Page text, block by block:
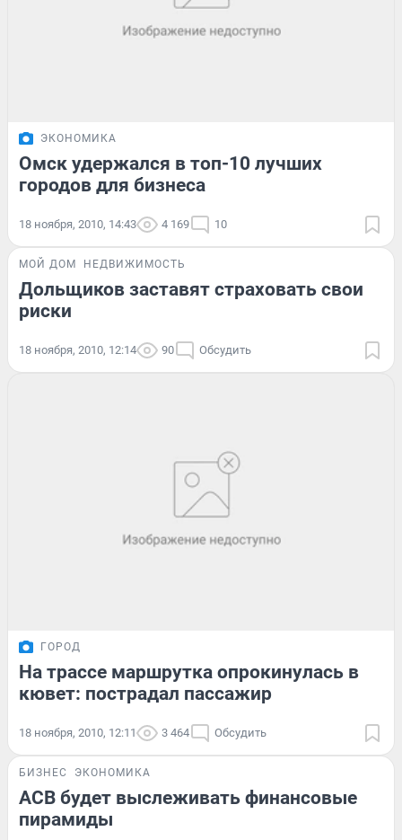
ЭКОНОМИКА
Омск удержался в топ-10 лучших
городов для бизнеса
18 ноября, 2010, 14:43 4 169 10
МОЙ ДОМ НЕДВИЖИМОСТЬ
Дольщиков заставят страховать свои
риски
18 ноября, 2010, 12:14 90 Обсудить
ГОРОД
На трассе маршрутка опрокинулась в
кювет: пострадал пассажир
18 ноября, 2010, 12:11 3 464 Обсудить
БИЗНЕС ЭКОНОМИКА
АСВ будет выслеживать финансовые
пирамиды